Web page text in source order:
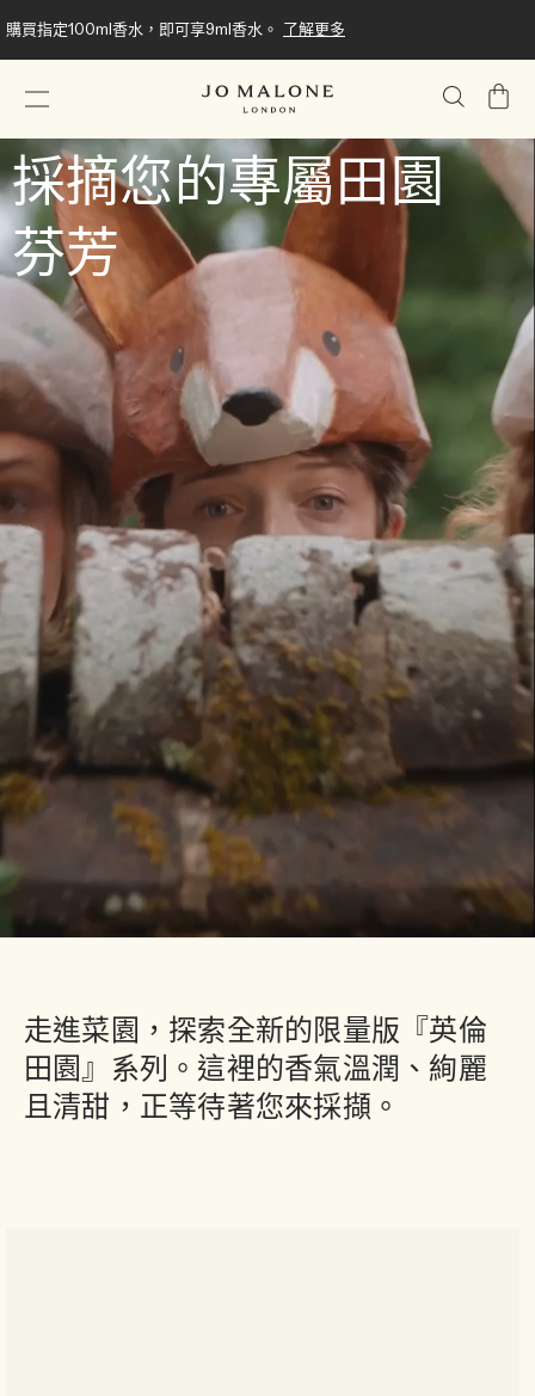
購買指定100ml香水，即可享9ml香水。 了解更多
我
物
採摘您的專屬田園
芬芳
走進菜園，探索全新的限量版『英倫
田園』系列。這裡的香氣溫潤、絢麗
且清甜，正等待著您來採擷。